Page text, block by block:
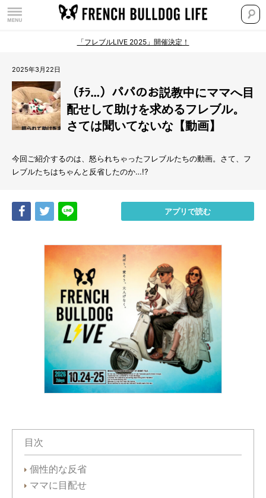
「フレブルLIVE 2025」開催決定！
2025年3月22日
（ﾁﾗ…）パパのお説教中にママへ目
配せして助けを求めるフレブル。
さては聞いてないな【動画】
今回ご紹介するのは、怒られちゃったフレブルたちの動画。さて、フ
レブルたちはちゃんと反省したのか…!?
Share Tweet アプリで読む
目次
個性的な反省
ママに目配せ